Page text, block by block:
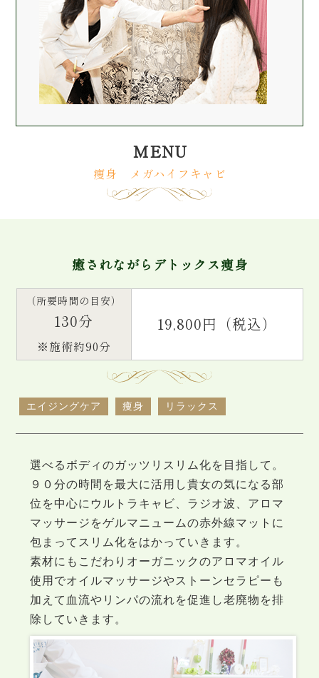
MENU
痩身 メガハイフキャビ
癒されながらデトックス痩身
（所要時間の目安）
130分
※施術約90分
19,800円（税込）
エイジングケア 痩身 リラックス
選べるボディのガッツリスリム化を目指して。
９０分の時間を最大に活用し貴女の気になる部
位を中心にウルトラキャビ、ラジオ波、アロマ
マッサージをゲルマニュームの赤外線マットに
包まってスリム化をはかっていきます。
素材にもこだわりオーガニックのアロマオイル
使用でオイルマッサージやストーンセラピーも
加えて血流やリンパの流れを促進し老廃物を排
除していきます。